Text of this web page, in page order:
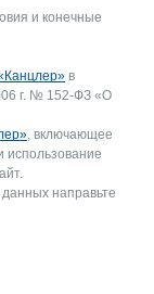
и конечные
в
г. № 152-ФЗ «О
, включающее
использование
направьте